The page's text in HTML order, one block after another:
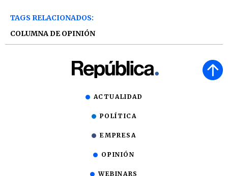
TAGS RELACIONADOS:
COLUMNA DE OPINIÓN
ACTUALIDAD
POLÍTICA
EMPRESA
OPINIÓN
WEBINARS